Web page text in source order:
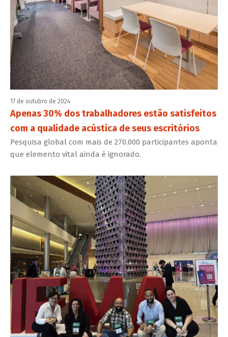
17 de outubro de 2024
Apenas 30% dos trabalhadores estão satisfeitos
com a qualidade acústica de seus escritórios
Pesquisa global com mais de 270.000 participantes aponta
que elemento vital ainda é ignorado.